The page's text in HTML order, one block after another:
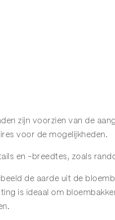
zijn voorzien van de
voor de mogelijkheden.
en -breedtes, zoals
de aarde uit de
is ideaal om
.